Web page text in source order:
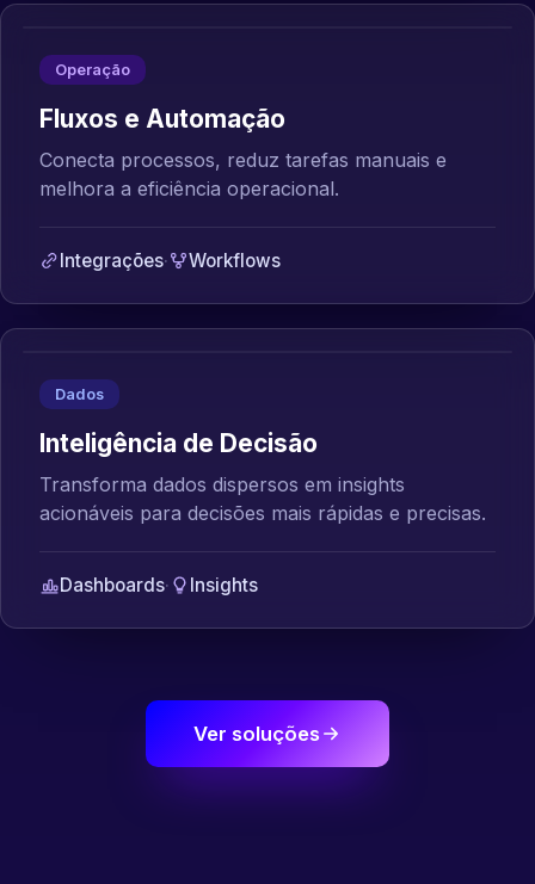
Operação
Fluxos e Automação
Conecta processos, reduz tarefas manuais e
melhora a eficiência operacional.
Integrações· Workflows
Dados
Inteligência de Decisão
Transforma dados dispersos em insights
acionáveis para decisões mais rápidas e precisas.
Dashboards· Insights
Ver soluções